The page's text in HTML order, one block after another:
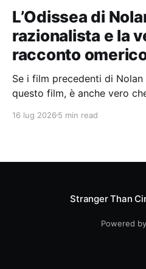
L’Odissea di
razionalista e la
racconto
Se i film precedenti di
questo film, è anche vero
16 lug 2026 5 min read
Stranger Than
Powered